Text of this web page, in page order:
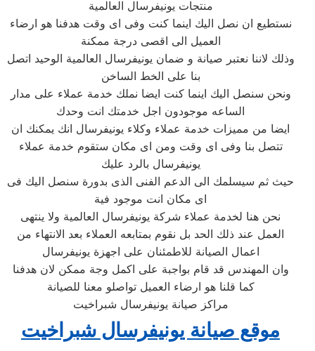
منتجات يونيفرسال العالمية
نستطيع ان نصل اليك اينما كنت وفى اى وقت هدفنا هو ارضاء
العميل الى اقصى درجة ممكنة
وذلك لاننا نعتبر صيانة و ضمان يونيفرسال العالمية الوحيد اتصل
بنا على الخط الساخن
ونحن سنصل اليك اينما كنت ايضا نملك خدمة عملاء على مدار
الساعه موجودون اجل خدمتك انت وحدك
ايضا من مميزات خدمة عملاء وكلاء يونيفرسال انك يمكنك ان
تتصل بنا وفى اى وقت ومن اى مكان ستقوم خدمة عملاء
يونيفرسال بالرد عليك
حيث ثم سيسلمك الى الدعم الفنى الذى بدورة سنصل اليك فى
اى مكان انت موجود فية
نحن هنا لخدمة عملاء شركة يونيفرسال العالمية ولا ينتهى
العمل عند ذلك الحد بل نقوم بمتابعه العملاء بعد الانتهاء من
اعمال الصيانة للاطمئنان على اجهزة يونيفرسال
وان المهندس قد قام بواجبة على اكمل وجة ممكن لان هدفنا
كما قلنا هو ارضاء العميل تواصلو معنا للصيانة
مراكز صيانة يونيفرسال شبراخيت
موقع صيانة يونيفرسال شبراخيت